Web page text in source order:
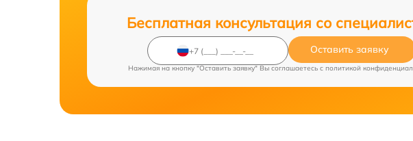
Бесплатная консультация со
Оставить заявку
Нажимая на кнопку "Оставить заявку" Вы соглашаетесь c политикой